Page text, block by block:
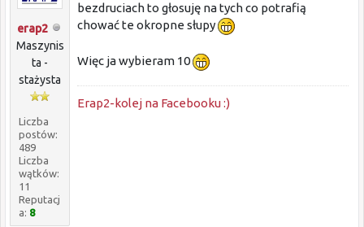
erap2
Maszynis
ta -
stażysta
Liczba
postów:
489
Liczba
wątków:
11
Reputacj
a: 8
bezdruciach to głosuję na tych co potrafią
chować te okropne słupy
Więc ja wybieram 10
Erap2-kolej na Facebooku :)